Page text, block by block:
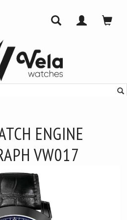
ENGINE
VW017